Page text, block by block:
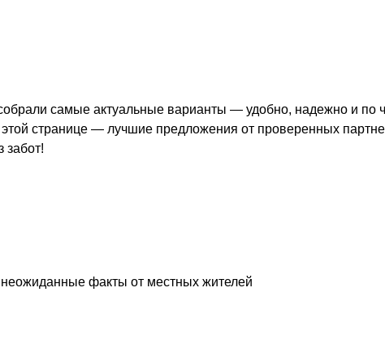
самые актуальные варианты — удобно, надежно и по
странице — лучшие предложения от проверенных
забот!
факты от местных жителей